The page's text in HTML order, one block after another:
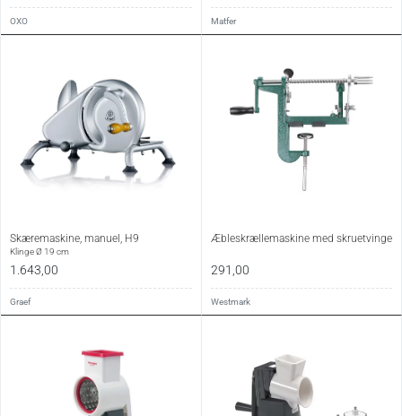
OXO Matfer
Skæremaskine, manuel, H9
Klinge Ø 19 cm
1.643,00
Graef
Æbleskrællemaskine med skruetvinge
291,00
Westmark